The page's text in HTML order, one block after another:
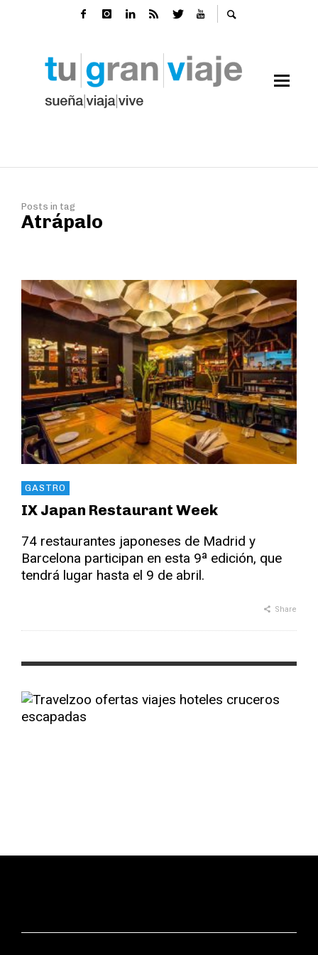
Posts in tag
Atrápalo
GASTRO
IX Japan Restaurant Week
74 restaurantes japoneses de Madrid y
Barcelona participan en esta 9ª edición, que
tendrá lugar hasta el 9 de abril.
Share